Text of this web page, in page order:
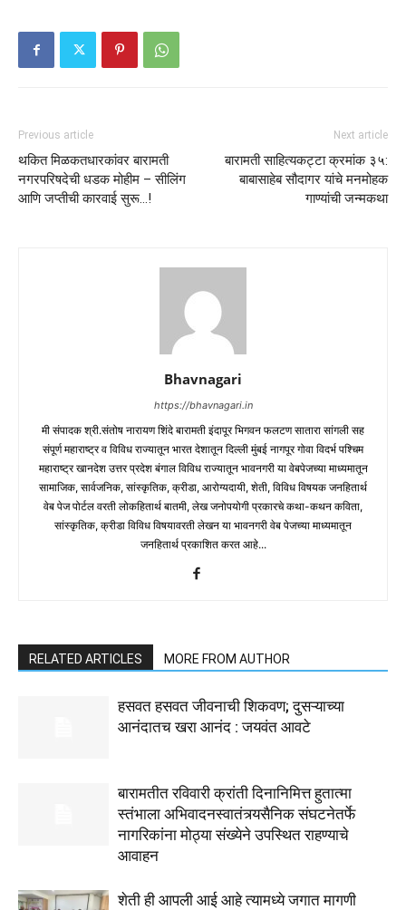
Previous article
थकित मिळकतधारकांवर बारामती
नगरपरिषदेची धडक मोहीम – सीलिंग
आणि जप्तीची कारवाई सुरू…!
Next article
बारामती साहित्यकट्टा क्रमांक ३५:
बाबासाहेब सौदागर यांचे मनमोहक
गाण्यांची जन्मकथा
Bhavnagari
https://bhavnagari.in
मी संपादक श्री.संतोष नारायण शिंदे बारामती इंदापूर भिगवन फलटण सातारा सांगली सह
संपूर्ण महाराष्ट्र व विविध राज्यातून भारत देशातून दिल्ली मुंबई नागपूर गोवा विदर्भ पश्चिम
महाराष्ट्र खानदेश उत्तर प्रदेश बंगाल विविध राज्यातून भावनगरी या वेबपेजच्या माध्यमातून
सामाजिक, सार्वजनिक, सांस्कृतिक, क्रीडा, आरोग्यदायी, शेती, विविध विषयक जनहितार्थ
वेब पेज पोर्टल वरती लोकहितार्थ बातमी, लेख जनोपयोगी प्रकारचे कथा-कथन कविता,
सांस्कृतिक, क्रीडा विविध विषयावरती लेखन या भावनगरी वेब पेजच्या माध्यमातून
जनहितार्थ प्रकाशित करत आहे...
RELATED ARTICLES MORE FROM AUTHOR
हसवत हसवत जीवनाची शिकवण; दुसऱ्याच्या
आनंदातच खरा आनंद : जयवंत आवटे
बारामतीत रविवारी क्रांती दिनानिमित्त हुतात्मा
स्तंभाला अभिवादनस्वातंत्र्यसैनिक संघटनेतर्फे
नागरिकांना मोठ्या संख्येने उपस्थित राहण्याचे
आवाहन
शेती ही आपली आई आहे त्यामध्ये जगात मागणी